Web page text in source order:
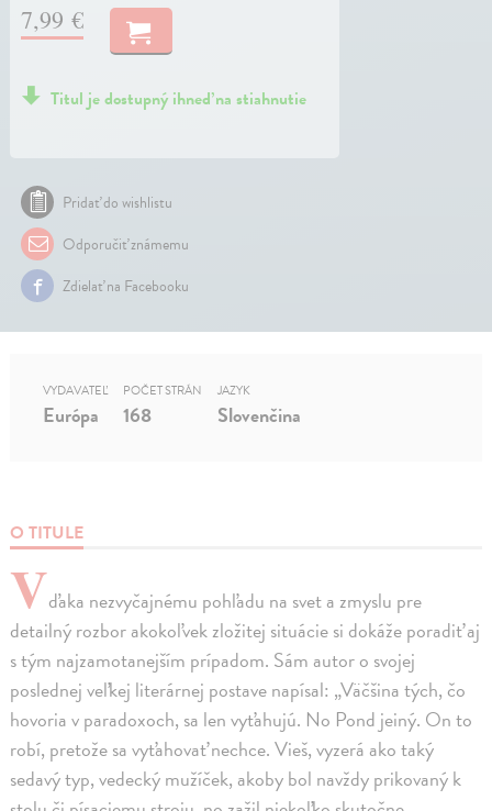
7,99 €
Titul je dostupný ihneď na stiahnutie
Pridať do wishlistu
Odporučiť známemu
Zdielať na Facebooku
O TITULE
Vďaka nezvyčajnému pohľadu na svet a zmyslu pre
detailný rozbor akokoľvek zložitej situácie si dokáže poradiť aj
s tým najzamotanejším prípadom. Sám autor o svojej
poslednej veľkej literárnej postave napísal: „Väčšina tých, čo
hovoria v paradoxoch, sa len vyťahujú. No Pond jeiný. On to
robí, pretože sa vyťahovať nechce. Vieš, vyzerá ako taký
sedavý typ, vedecký mužíček, akoby bol navždy prikovaný k
VYDAVATEĽ
Európa
POČET STRÁN
168
JAZYK
Slovenčina